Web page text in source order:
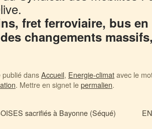
fret ferroviaire, bus
changements
dansAccueil, Energie-climatavec le
. Mettre en signet lepermalien.
sacrifiés à Bayonne (Séqué)